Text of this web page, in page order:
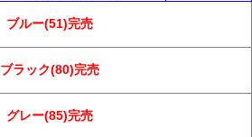
ブルー(51)完売
ブラック(80)完売
グレー(85)完売